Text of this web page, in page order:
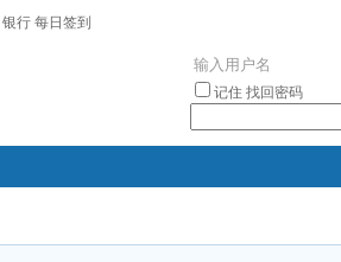
银行 每日签到
记住 找回密码